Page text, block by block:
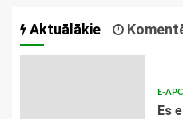
Aktuālākie
E-
Es